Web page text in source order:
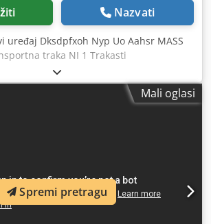
Nazvati
uređaj Dksdpfxoh Nyp Uo Aahsr MASS
traka NI 1 Trakasti
transporter Kutno podesiva
lijevkom na ulaznom dijelu Brza
NI 1 dužina 1500 mm korisna širina 250
želji kupca FDA sukladna traka
trake itd.
Mali oglasi
Spremi pretragu